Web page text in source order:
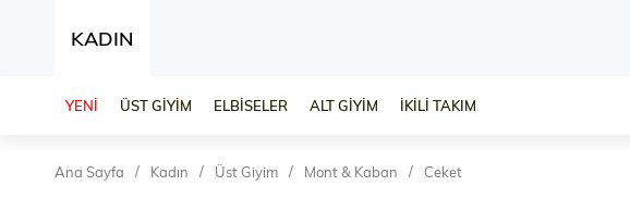
KADIN
YENİ ÜST GİYİM ELBİSELER ALT GİYİM İKİLİ TAKIM
Ana Sayfa Kadın Üst Giyim Mont & Kaban Ceket